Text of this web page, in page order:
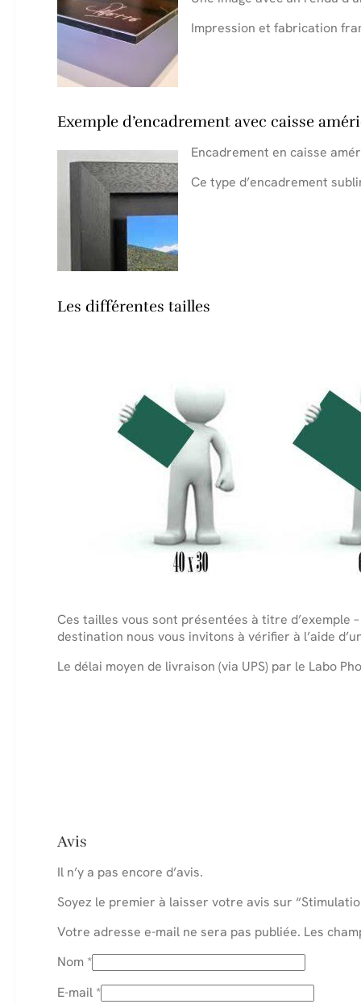
Impression et fabrication
Exemple d’encadrement avec caisse
Encadrement en caisse
Ce type d’encadrement
Les différentes tailles
Ces tailles vous sont présentées à titre d’exemple
destination nous vous invitons à vérifier à l’aide
Le délai moyen de livraison (via UPS) par le Labo
Avis
Il n’y a pas encore d’avis.
Soyez le premier à laisser votre avis sur
Votre adresse e-mail ne sera pas publiée. Les
Nom*
E-mail*